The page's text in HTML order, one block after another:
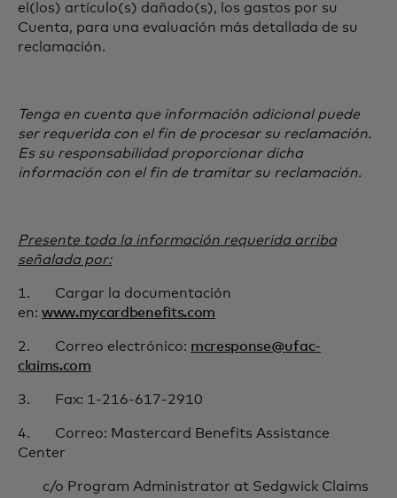
el(los) artículo(s) dañado(s), los gastos por su
Cuenta, para una evaluación más detallada de su
reclamación.
Tenga en cuenta que información adicional puede
ser requerida con el fin de procesar su reclamación.
Es su responsabilidad proporcionar dicha
información con el fin de tramitar su reclamación.
Presente toda la información requerida arriba
señalada por:
1. Cargar la documentación
en: www.mycardbenefits.com
2. Correo electrónico: mcresponse@ufac-
claims.com
3. Fax: 1-216-617-2910
4. Correo: Mastercard Benefits Assistance
Center
c/o Program Administrator at Sedgwick Claims